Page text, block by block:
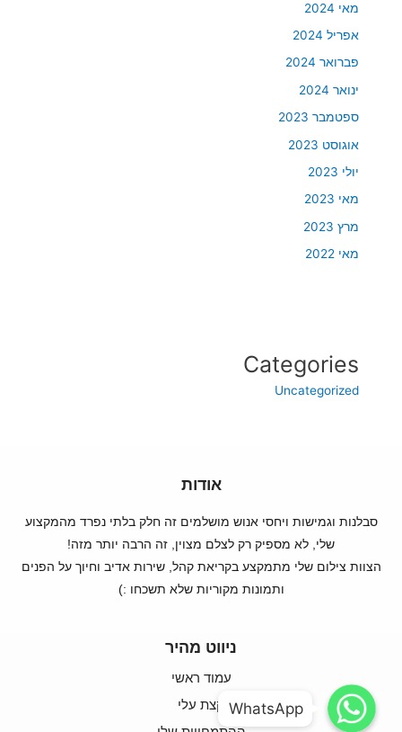
מאי 2024
אפריל 2024
פברואר 2024
ינואר 2024
ספטמבר 2023
אוגוסט 2023
יולי 2023
מאי 2023
מרץ 2023
מאי 2022
Categories
Uncategorized
אודות
סבלנות וגמישות ויחסי אנוש מושלמים זה חלק בלתי נפרד מהמקצוע
שלי, לא מספיק רק לצלם מצוין, זה הרבה יותר מזה!
הצוות צילום שלי מתמקצע בקריאת קהל, שירות אדיב וחיוך על הפנים
ותמונות מקוריות שלא תשכחו :)
ניווט מהיר
עמוד ראשי
קצת עלי
WhatsApp
WhatsApp
WhatsApp
WhatsApp